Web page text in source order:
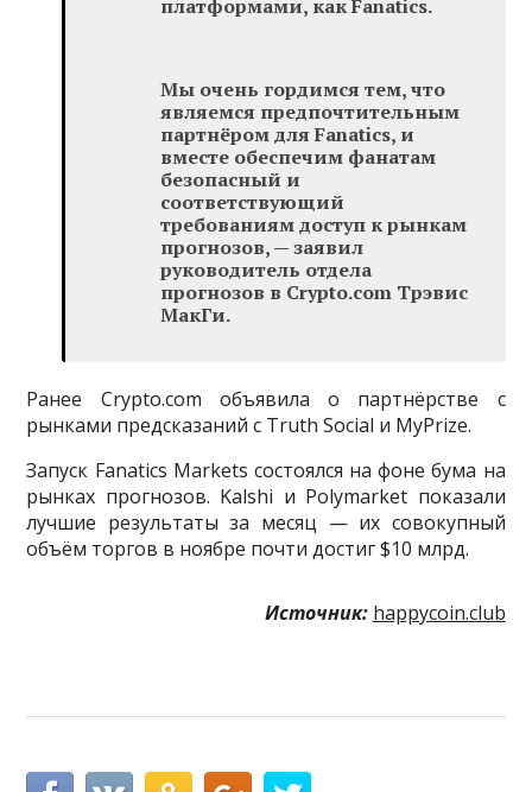
платформами, как Fanatics.
Мы очень гордимся тем, что
являемся предпочтительным
партнёром для Fanatics, и
вместе обеспечим фанатам
безопасный и
соответствующий
требованиям доступ к рынкам
прогнозов, — заявил
руководитель отдела
прогнозов в Crypto.com Трэвис
МакГи.
Ранее Crypto.com объявила о партнёрстве с
рынками предсказаний с Truth Social и MyPrize.
Запуск Fanatics Markets состоялся на фоне бума на
рынках прогнозов. Kalshi и Polymarket показали
лучшие результаты за месяц — их совокупный
объём торгов в ноябре почти достиг $10 млрд.
Источник: happycoin.club